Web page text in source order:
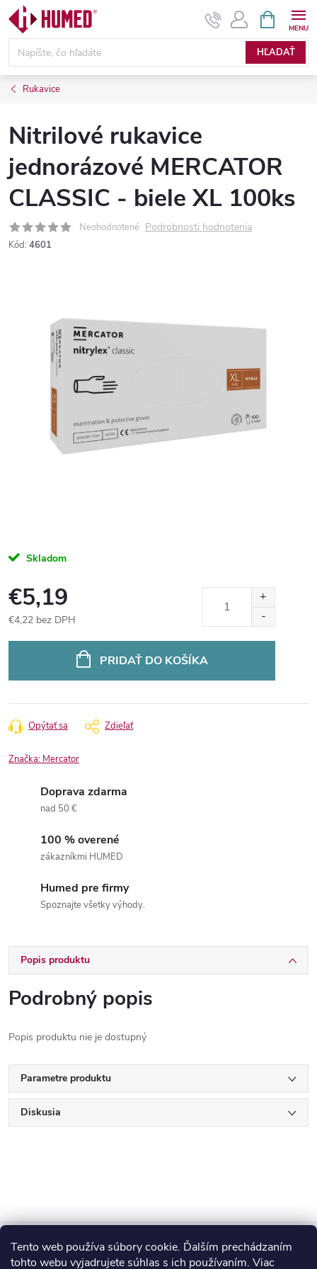
Tento web používa súbory cookie. Ďalším prechádzaním
tohto webu vyjadrujete súhlas s ich používaním. Viac
Prejsť
obsah
HĽADAŤ
KOŠÍK
Rukavice
Nitrilové rukavice
jednorázové MERCATOR
CLASSIC - biele XL 100ks
Neohodnotené Podrobnosti hodnotenia
Kód: 4601
Skladom
€5,19
€4,22 bez DPH
PRIDAŤ DO KOŠÍKA
Opýtať sa Zdieľať
Značka: Mercator
Doprava zdarma
nad 50 €
100 % overené
zákazníkmi HUMED
Humed pre firmy
Spoznajte všetky výhody.
Popis produktu
Podrobný popis
Popis produktu nie je dostupný
Parametre produktu
Diskusia
ZBlog